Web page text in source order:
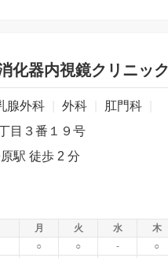
化器内視鏡クリニッ
腺外科 外科 肛門科
目３番１９号
駅 徒歩 2 分
月 火 水
木
○ ○ -
○